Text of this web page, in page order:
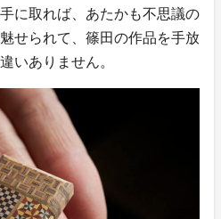
に取れば、あたかも不思議の
せられて、篠田の作品を手放
いありません。